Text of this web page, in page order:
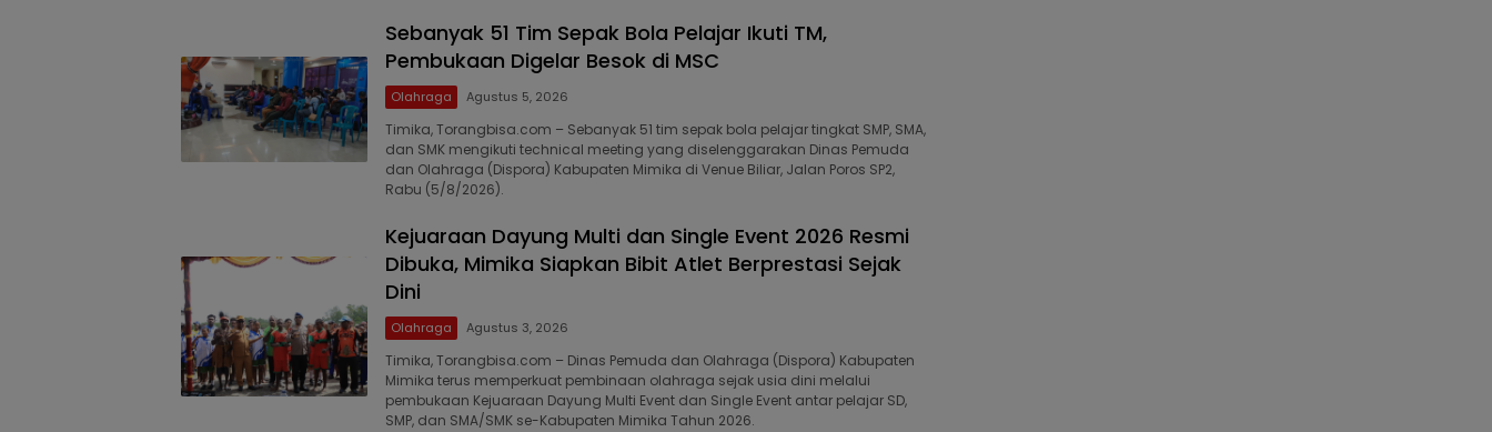
Sebanyak 51 Tim Sepak Bola Pelajar Ikuti TM,
Pembukaan Digelar Besok di MSC
Olahraga Agustus 5, 2026
Timika, Torangbisa.com – Sebanyak 51 tim sepak bola pelajar tingkat SMP, SMA,
dan SMK mengikuti technical meeting yang diselenggarakan Dinas Pemuda
dan Olahraga (Dispora) Kabupaten Mimika di Venue Biliar, Jalan Poros SP2,
Rabu (5/8/2026).
Kejuaraan Dayung Multi dan Single Event 2026 Resmi
Dibuka, Mimika Siapkan Bibit Atlet Berprestasi Sejak
Dini
Olahraga Agustus 3, 2026
Timika, Torangbisa.com – Dinas Pemuda dan Olahraga (Dispora) Kabupaten
Mimika terus memperkuat pembinaan olahraga sejak usia dini melalui
pembukaan Kejuaraan Dayung Multi Event dan Single Event antar pelajar SD,
SMP, dan SMA/SMK se-Kabupaten Mimika Tahun 2026.